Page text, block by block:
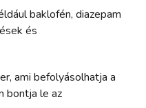
baklofén, diazepam
és
ami befolyásolhatja a
bontja le az